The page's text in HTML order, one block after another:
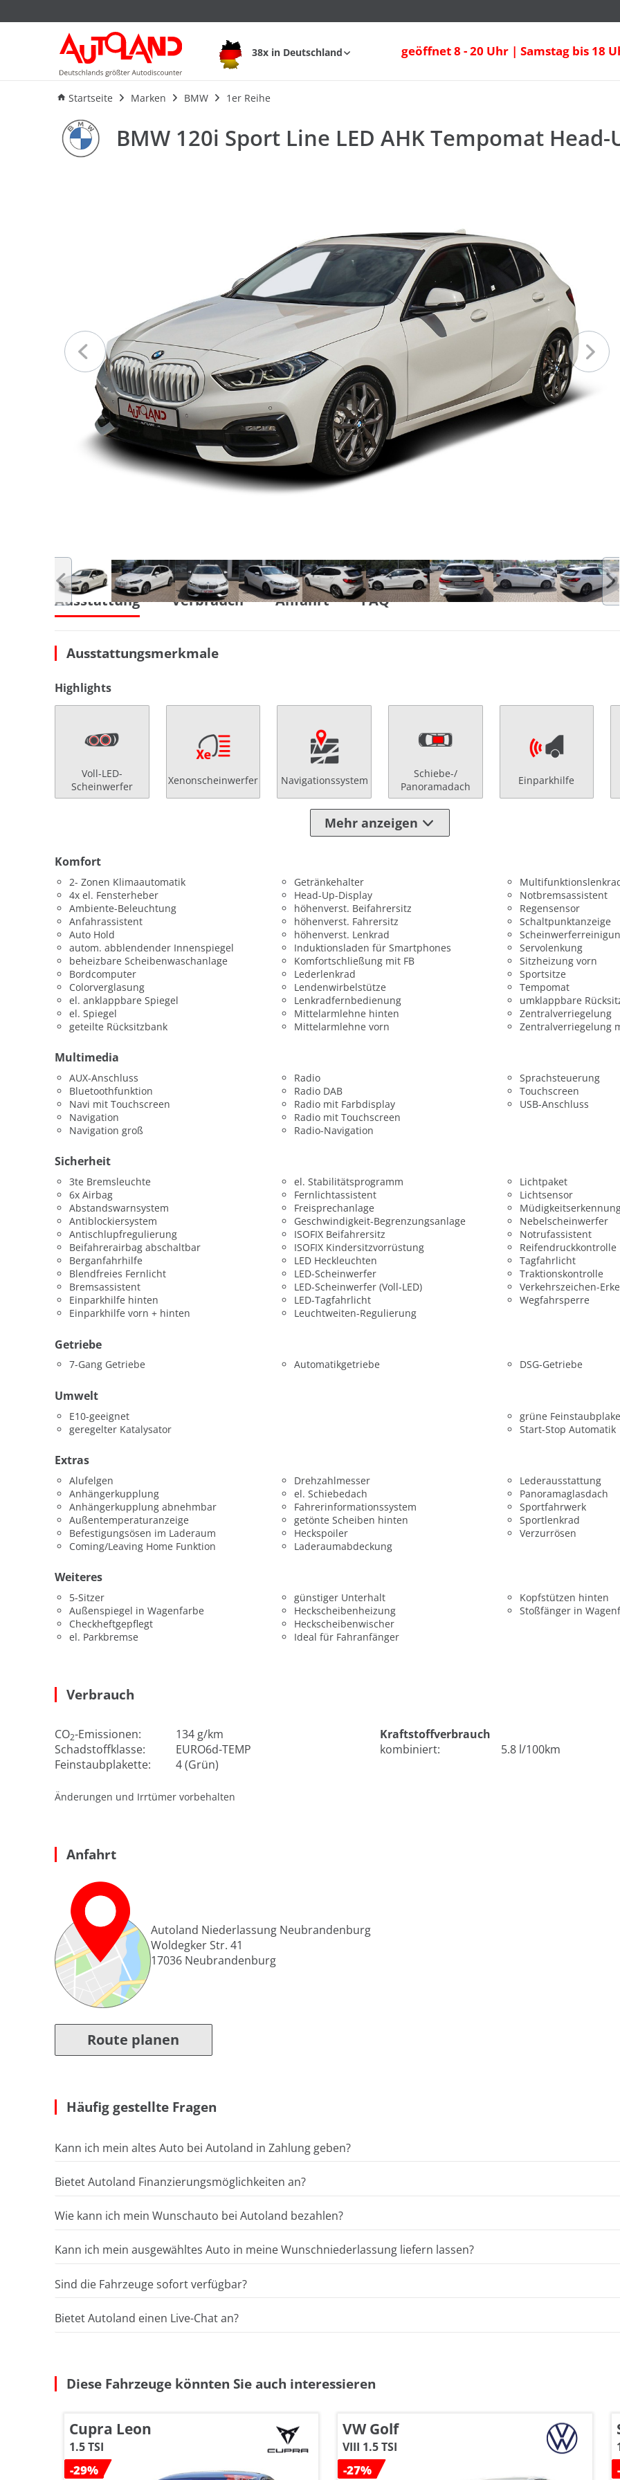
38x in Deutschland geöffnet 8 - 20 Uhr | Samstag bis 18
Startseite Marken BMW 1er Reihe
BMW 120i Sport Line LED AHK Tempomat Head-Up DAB PDC
Ausstattung Verbrauch
BMW 120i Sport Line LED AHK Tempomat Head-
Ausstattung Verbrauch Anfahrt FAQ
Ausstattungsmerkmale
Highlights
Voll-LED-
Scheinwerfer
Xenonscheinwerfer Navigationssystem
Schiebe-/
Panoramadach
Einparkhilfe
Mehr anzeigen
Komfort
2- Zonen Klimaautomatik
4x el. Fensterheber
Ambiente-Beleuchtung
Anfahrassistent
Auto Hold
autom. abblendender Innenspiegel
beheizbare Scheibenwaschanlage
Bordcomputer
Colorverglasung
el. anklappbare Spiegel
el. Spiegel
geteilte Rücksitzbank
Getränkehalter
Head-Up-Display
höhenverst. Beifahrersitz
höhenverst. Fahrersitz
höhenverst. Lenkrad
Induktionsladen für Smartphones
Komfortschließung mit FB
Lederlenkrad
Lendenwirbelstütze
Lenkradfernbedienung
Mittelarmlehne hinten
Mittelarmlehne vorn
Notbremsassistent
Regensensor
Schaltpunktanzeige
Servolenkung
Sitzheizung vorn
Sportsitze
Tempomat
umklappbare
Zentralverriegelung
Zentralverriegelung
Multimedia
AUX-Anschluss
Bluetoothfunktion
Navi mit Touchscreen
Navigation
Navigation groß
Radio
Radio DAB
Radio mit Farbdisplay
Radio mit Touchscreen
Radio-Navigation
Sprachsteuerung
Touchscreen
USB-Anschluss
Sicherheit
3te Bremsleuchte
6x Airbag
Abstandswarnsystem
Antiblockiersystem
Antischlupfregulierung
Beifahrerairbag abschaltbar
Berganfahrhilfe
Blendfreies Fernlicht
Bremsassistent
Einparkhilfe hinten
Einparkhilfe vorn + hinten
el. Stabilitätsprogramm
Fernlichtassistent
Freisprechanlage
Geschwindigkeit-Begrenzungsanlage
ISOFIX Beifahrersitz
ISOFIX Kindersitzvorrüstung
LED Heckleuchten
LED-Scheinwerfer
LED-Scheinwerfer (Voll-LED)
LED-Tagfahrlicht
Leuchtweiten-Regulierung
Lichtpaket
Lichtsensor
Nebelscheinwerfer
Notrufassistent
Reifendruckkontrolle
Tagfahrlicht
Traktionskontrolle
Verkehrszeichen-
Wegfahrsperre
Getriebe
7-Gang Getriebe Automatikgetriebe DSG-Getriebe
Umwelt
E10-geeignet
geregelter Katalysator
grüne
Start-Stop Automatik
Extras
Alufelgen
Anhängerkupplung
Anhängerkupplung abnehmbar
Außentemperaturanzeige
Befestigungsösen im Laderaum
Coming/Leaving Home Funktion
Drehzahlmesser
el. Schiebedach
Fahrerinformationssystem
getönte Scheiben hinten
Heckspoiler
Laderaumabdeckung
Lederausstattung
Panoramaglasdach
Sportfahrwerk
Sportlenkrad
Verzurrösen
Weiteres
5-Sitzer
Außenspiegel in Wagenfarbe
Checkheftgepflegt
el. Parkbremse
günstiger Unterhalt
Heckscheibenheizung
Heckscheibenwischer
Ideal für Fahranfänger
Kopfstützen hinten
Stoßfänger in
Verbrauch
CO2-Emissionen:
134 g/km
Schadstoffklasse:
EURO6d-TEMP
Feinstaubplakette:
4 (Grün)
Kraftstoffverbrauch
kombiniert:
5.8 l/100km
Änderungen und Irrtümer vorbehalten
Anfahrt
Autoland Niederlassung Neubrandenburg
Woldegker Str. 41
17036 Neubrandenburg
Route planen
Häufig gestellte Fragen
Kann ich mein altes Auto bei Autoland in Zahlung geben?
Bietet Autoland Finanzierungsmöglichkeiten an?
Wie kann ich mein Wunschauto bei Autoland bezahlen?
Kann ich mein ausgewähltes Auto in meine Wunschniederlassung liefern lassen?
Sind die Fahrzeuge sofort verfügbar?
Bietet Autoland einen Live-Chat an?
Diese Fahrzeuge könnten Sie auch interessieren
Cupra Leon
1.5 TSI
-29%
VW Golf
VIII 1.5 TSI
-27%